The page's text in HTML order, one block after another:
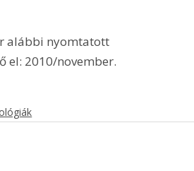
alábbi nyomtatott
el: 2010/november.